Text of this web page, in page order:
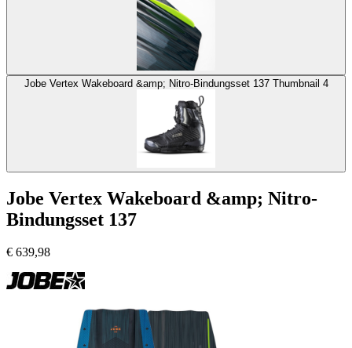
Jobe Vertex Wakeboard &amp; Nitro-Bindungsset 137 Thumbnail 4
Jobe Vertex Wakeboard &amp; Nitro-
Bindungsset 137
€ 639,98